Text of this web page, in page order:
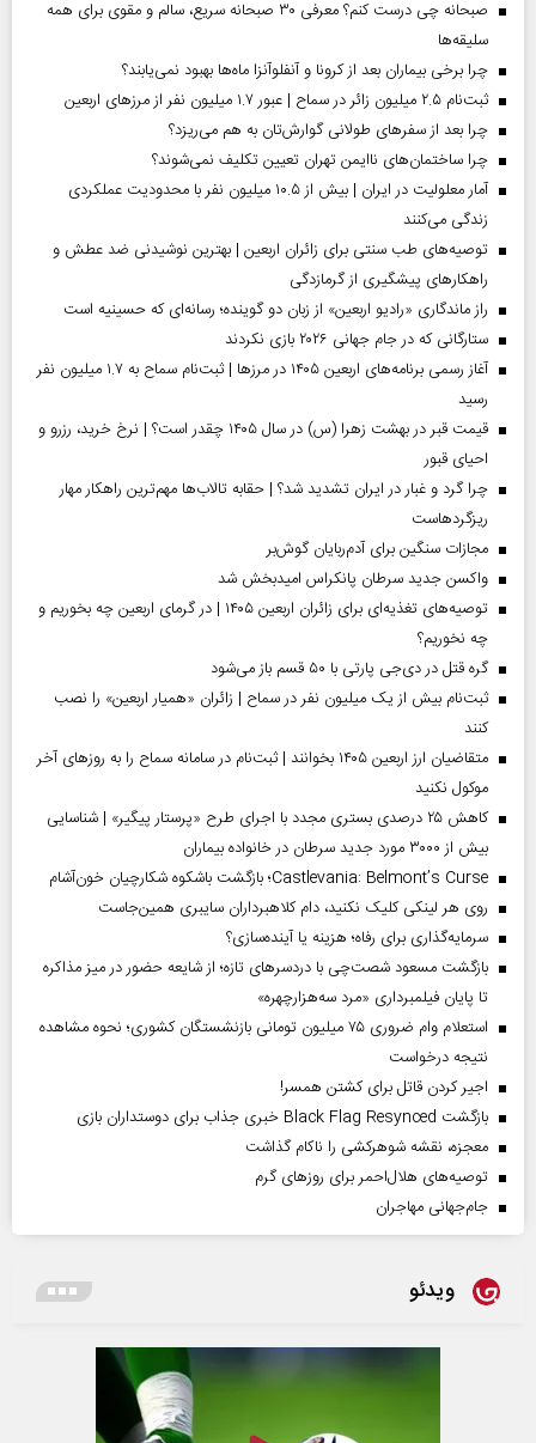
صبحانه چی درست کنم؟ معرفی ۳۰ صبحانه سریع، سالم و مقوی برای همه
سلیقه‌ها
چرا برخی بیماران بعد از کرونا و آنفلوآنزا ماه‌ها بهبود نمی‌یابند؟
ثبت‌نام ۲.۵ میلیون زائر در سماح | عبور ۱.۷ میلیون نفر از مرز‌های اربعین
چرا بعد از سفرهای طولانی گوارش‌تان به هم می‌ریزد؟
چرا ساختمان‌های ناایمن تهران تعیین تکلیف نمی‌شوند؟
آمار معلولیت در ایران | بیش از ۱۰.۵ میلیون نفر با محدودیت عملکردی
زندگی می‌کنند
توصیه‌های طب سنتی برای زائران اربعین | بهترین نوشیدنی ضد عطش و
راهکارهای پیشگیری از گرمازدگی
راز ماندگاری «رادیو اربعین» از زبان دو گوینده؛ رسانه‌ای که حسینیه است
ستارگانی که در جام جهانی ۲۰۲۶ بازی نکردند
آغاز رسمی برنامه‌های اربعین ۱۴۰۵ در مرز‌ها | ثبت‌نام سماح به ۱.۷ میلیون نفر
رسید
قیمت قبر در بهشت زهرا (س) در سال ۱۴۰۵ چقدر است؟ | نرخ خرید، رزرو و
احیای قبور
چرا گرد و غبار در ایران تشدید شد؟ | حقابه تالاب‌ها مهم‌ترین راهکار مهار
ریزگردهاست
مجازات سنگین برای آدم‌ربایان گوش‌بر
واکسن جدید سرطان پانکراس امیدبخش شد
توصیه‌های تغذیه‌ای برای زائران اربعین ۱۴۰۵ | در گرمای اربعین چه بخوریم و
چه نخوریم؟
گره قتل در دی‌جی پارتی با ۵۰ قسم باز می‌شود
ثبت‌نام بیش از یک میلیون نفر در سماح | زائران «همیار اربعین» را نصب
کنند
متقاضیان ارز اربعین ۱۴۰۵ بخوانند | ثبت‌نام در سامانه سماح را به روز‌های آخر
موکول نکنید
کاهش ۲۵ درصدی بستری مجدد با اجرای طرح «پرستار پیگیر» | شناسایی
بیش از ۳۰۰۰ مورد جدید سرطان در خانواده بیماران
Castlevania: Belmont’s Curse؛ بازگشت باشکوه شکارچیان خون‌آشام
روی هر لینکی کلیک نکنید، دام کلاهبرداران سایبری همین‌جاست
سرمایه‌گذاری برای رفاه؛ هزینه یا آینده‌سازی؟
بازگشت مسعود شصت‌چی با دردسر‌های تازه؛ از شایعه حضور در میز مذاکره
تا پایان فیلمبرداری «مرد سه‌هزارچهره»
استعلام وام ضروری ۷۵ میلیون تومانی بازنشستگان کشوری؛ نحوه مشاهده
نتیجه درخواست
اجیر کردن قاتل برای کشتن همسر!
بازگشت Black Flag Resynced خبری جذاب برای دوستداران بازی
معجزه، نقشه شوهرکشی را ناکام گذاشت
توصیه‌های هلال‌احمر برای روز‌های گرم
جام‌جهانی مهاجران
ویدئو